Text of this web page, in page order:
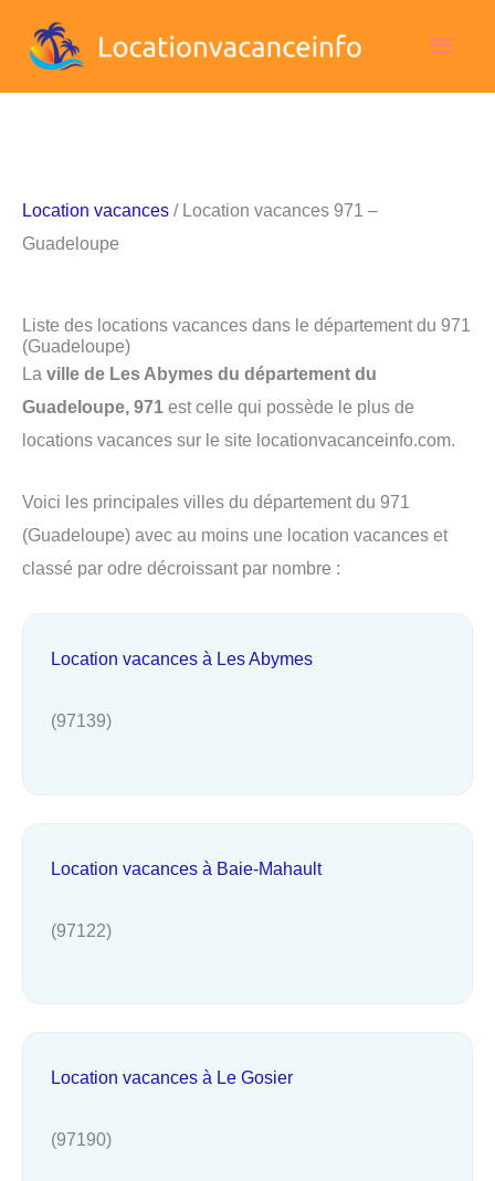
Location vacances / Location vacances 971 –
Guadeloupe
Liste des locations vacances dans le département du 971
(Guadeloupe)
La ville de Les Abymes du département du
Guadeloupe, 971 est celle qui possède le plus de
locations vacances sur le site locationvacanceinfo.com.
Voici les principales villes du département du 971
(Guadeloupe) avec au moins une location vacances et
classé par odre décroissant par nombre :
Location vacances à Les Abymes
(97139)
Location vacances à Baie-Mahault
(97122)
Location vacances à Le Gosier
(97190)